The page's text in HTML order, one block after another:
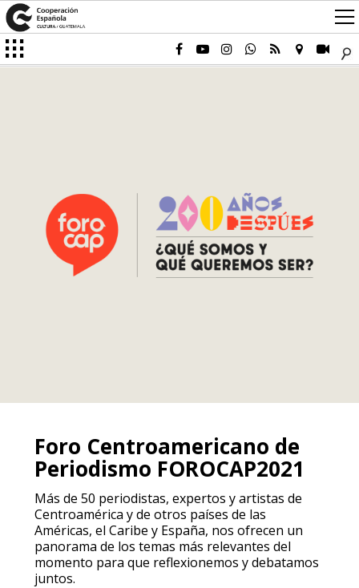
Foro Centroamericano de
Periodismo FOROCAP2021
Más de 50 periodistas, expertos y artistas de
Centroamérica y de otros países de las
Américas, el Caribe y España, nos ofrecen un
panorama de los temas más relevantes del
momento para que reflexionemos y debatamos
juntos.